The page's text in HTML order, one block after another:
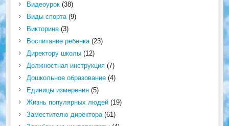
Видеоурок(38)
Виды спорта(9)
Викторина(3)
Воспитание ребёнка(23)
Директору школы(12)
Должностная инструкция(7)
Дошкольное образование(4)
Единицы измерения(5)
Жизнь популярных людей(19)
Заместителю директора(61)